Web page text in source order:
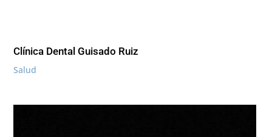
Clínica Dental Guisado Ruiz
Salud